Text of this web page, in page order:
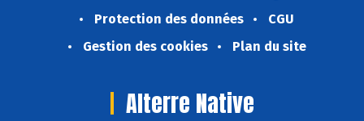
Protection des données
CGU
Gestion des cookies
Plan du site
Alterre Native